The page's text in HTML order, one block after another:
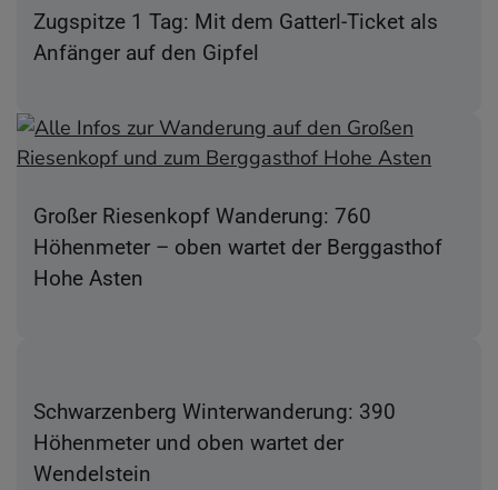
Zugspitze 1 Tag: Mit dem Gatterl-Ticket als
Anfänger auf den Gipfel
Großer Riesenkopf Wanderung: 760
Höhenmeter – oben wartet der Berggasthof
Hohe Asten
Schwarzenberg Winterwanderung: 390
Höhenmeter und oben wartet der
Wendelstein